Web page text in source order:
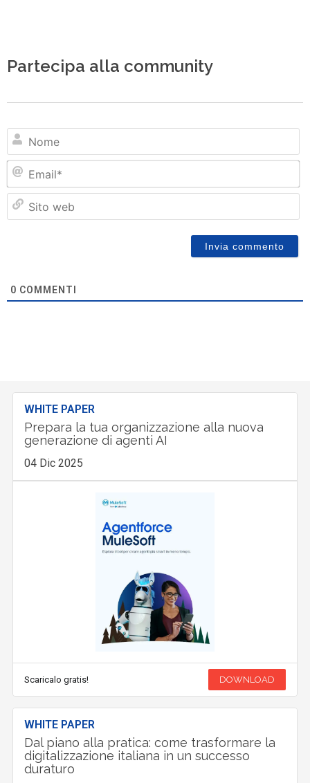
Partecipa alla community
0 COMMENTI
WHITE PAPER
Prepara la tua organizzazione alla nuova
generazione di agenti AI
04 Dic 2025
Scaricalo gratis! DOWNLOAD
WHITE PAPER
Dal piano alla pratica: come trasformare la
digitalizzazione italiana in un successo
duraturo